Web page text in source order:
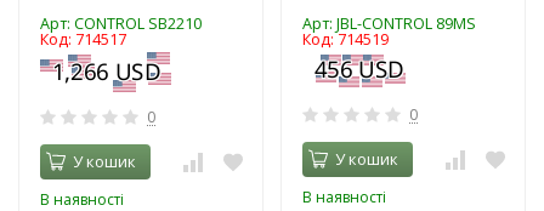
Арт: CONTROL SB2210
Код: 714517
0
У кошик
В наявності
Арт: JBL-CONTROL 89MS
Код: 714519
0
У кошик
В наявності